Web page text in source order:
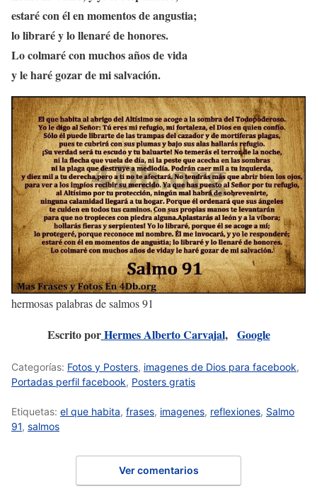
estaré con él en momentos de angustia;
lo libraré y lo llenaré de honores.
Lo colmaré con muchos años de vida
y le haré gozar de mi salvación.
hermosas palabras de salmos 91
Escrito porHermes Alberto Carvajal, Google
Categorías: Fotos y Posters, imagenes de Dios para facebook,
Portadas perfil facebook, Posters gratis
Etiquetas: el que habita, frases, imagenes, reflexiones, Salmo
91, salmos
Ver comentarios